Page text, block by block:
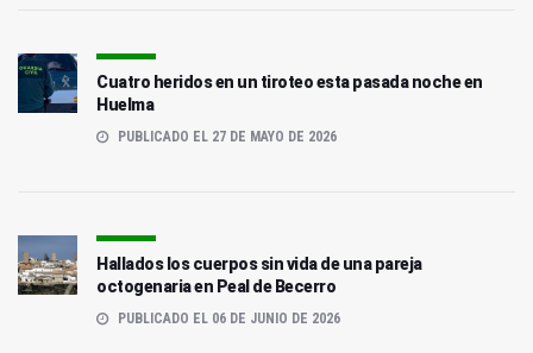
Cuatro heridos en un tiroteo esta pasada noche en
Huelma
PUBLICADO EL 27 DE MAYO DE 2026
Hallados los cuerpos sin vida de una pareja
octogenaria en Peal de Becerro
PUBLICADO EL 06 DE JUNIO DE 2026